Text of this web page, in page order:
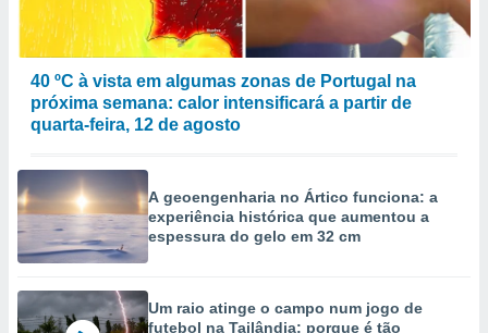
num
para
utilizar
40 ºC à vista em algumas zonas de Portugal na
próxima semana: calor intensificará a partir de
quarta-feira, 12 de agosto
A geoengenharia no Ártico funciona: a
experiência histórica que aumentou a
espessura do gelo em 32 cm
Um raio atinge o campo num jogo de
futebol na Tailândia: porque é tão